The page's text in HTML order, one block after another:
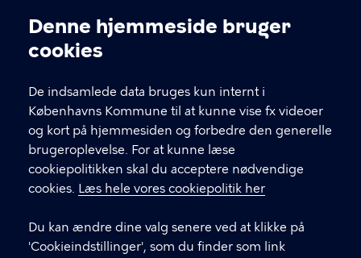
Cookieindstillinger
Denne hjemmeside bruger
cookies
De indsamlede data bruges kun internt i
Københavns Kommune til at kunne vise fx videoer
og kort på hjemmesiden og forbedre den generelle
brugeroplevelse. For at kunne læse
cookiepolitikken skal du acceptere nødvendige
cookies. Læs hele vores cookiepolitik her
Du kan ændre dine valg senere ved at klikke på
'Cookieindstillinger', som du finder som link
Kontakt Københavns Kommune
T
fFind andre kontakter her
CVR-nummer64942212
GENVEJE
Digital Post